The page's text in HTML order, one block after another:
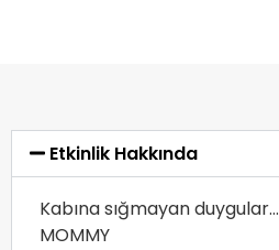
Etkinlik Hakkında
Kabına sığmayan duygular…
MOMMY